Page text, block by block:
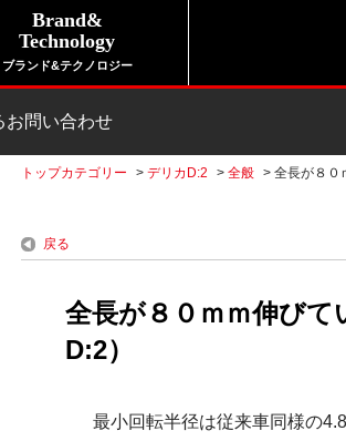
Brand&
Technology
ブランド&テクノロジー
お問い合わせ
トップカテゴリー > デリカD:2 > 全般 > 全長が８０
戻る
全長が８０ｍｍ伸び
D:2）
最小回転半径は従来車同様の